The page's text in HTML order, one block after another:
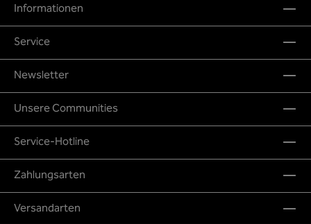
Informationen
Service
Newsletter
Unsere Communities
Service-Hotline
Zahlungsarten
Versandarten